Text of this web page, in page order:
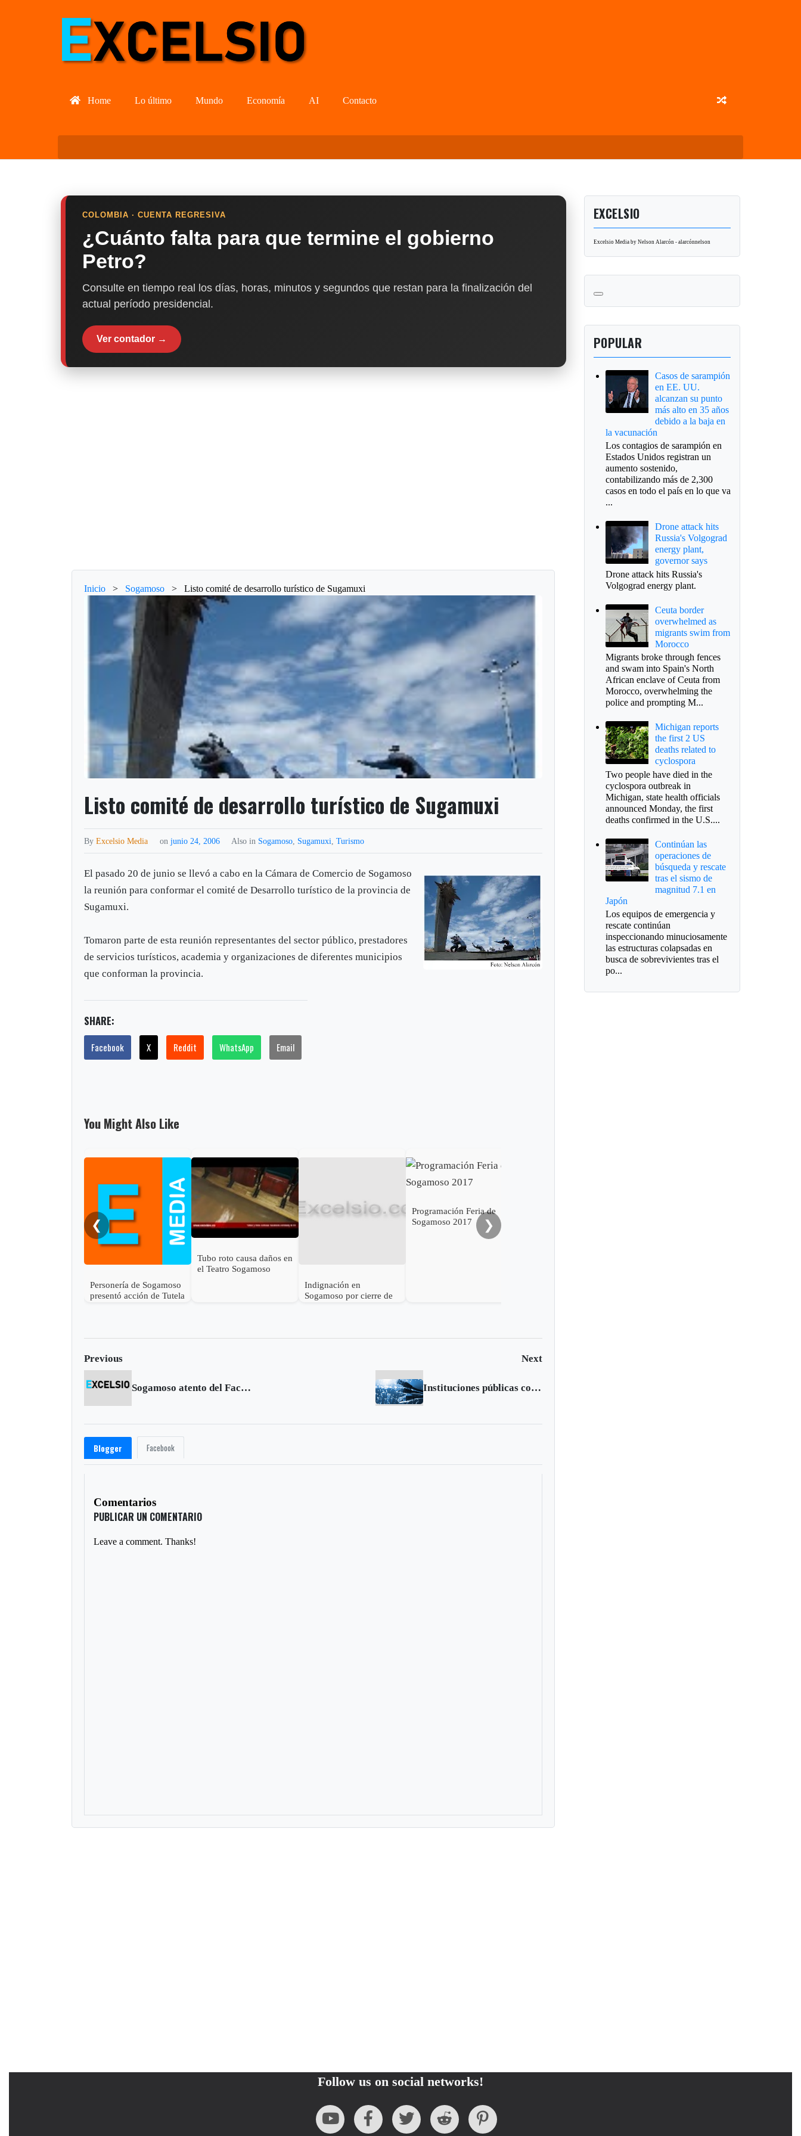
Home Lo último Mundo Economía AI Contacto
COLOMBIA · CUENTA REGRESIVA
¿Cuánto falta para que termine el gobierno
Petro?
Consulte en tiempo real los días, horas, minutos y segundos que restan para la finalización del
actual período presidencial.
Ver contador →
Inicio > Sogamoso > Listo comité de desarrollo turístico de Sugamuxi
Listo comité de desarrollo turístico de Sugamuxi
ByExcelsio Media onjunio 24, 2006 Also in Sogamoso Sugamuxi ,Turismo
El pasado 20 de junio se llevó a cabo en la Cámara de Comercio de Sogamoso
la reunión para conformar el comité de Desarrollo turístico de la provincia de
Sugamuxi.
Tomaron parte de esta reunión representantes del sector público, prestadores
de servicios turísticos, academia y organizaciones de diferentes municipios
que conforman la provincia.
SHARE:
Facebook X Reddit WhatsApp Email
You Might Also Like
❮
Personería de Sogamoso
presentó acción de Tutela
Tubo roto causa daños en
el Teatro Sogamoso
Indignación en
Sogamoso por cierre de
Programación Feria de
Sogamoso 2017
❯
Previous Next
Sogamoso atento del Factor XS Instituciones públicas con acceso a Internet
Blogger Facebook
Comentarios
PUBLICAR UN COMENTARIO
Leave a comment. Thanks!
EXCELSIO
Excelsio Media by Nelson Alarcón - alarcónnelson
POPULAR
Casos de sarampión
en EE. UU.
alcanzan su punto
más alto en 35 años
debido a la baja en
la vacunación
Los contagios de sarampión en
Estados Unidos registran un
aumento sostenido,
contabilizando más de 2,300
casos en todo el país en lo que va
...
Drone attack hits
Russia's Volgograd
energy plant,
governor says
Drone attack hits Russia's
Volgograd energy plant.
Ceuta border
overwhelmed as
migrants swim from
Morocco
Migrants broke through fences
and swam into Spain's North
African enclave of Ceuta from
Morocco, overwhelming the
police and prompting M...
Michigan reports
the first 2 US
deaths related to
cyclospora
Two people have died in the
cyclospora outbreak in
Michigan, state health officials
announced Monday, the first
deaths confirmed in the U.S....
Continúan las
operaciones de
búsqueda y rescate
tras el sismo de
magnitud 7.1 en
Japón
Los equipos de emergencia y
rescate continúan
inspeccionando minuciosamente
las estructuras colapsadas en
busca de sobrevivientes tras el
po...
Follow us on social networks!